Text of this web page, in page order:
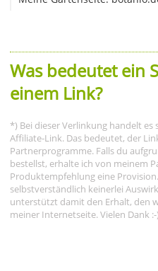
Was bedeutet ein
einem Link?
*) Bei dieser Verlinkung handelt
Affiliate-Link. Das bedeutet, der
Partnerprogramme. Falls du
bestellst, erhalte ich von meinem
Produktempfehlung eine
selbstverständlich keinerlei
unterstützt damit den Erhalt, den
meiner Internetseite. Vielen Dank :-)